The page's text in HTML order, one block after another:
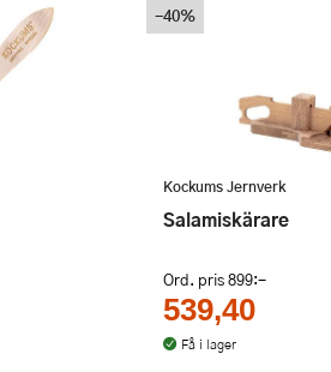
Kockums Jernverk
Salamiskärare
Ord. pris899:-
539,40
Få i lager
-40%